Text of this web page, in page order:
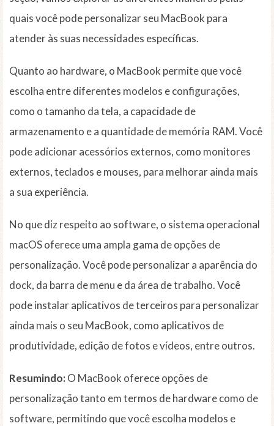
quais você pode personalizar seu MacBook para
atender às suas necessidades específicas.
Quanto ao hardware, o MacBook permite que você
escolha entre diferentes modelos e configurações,
como o tamanho da tela, a capacidade de
armazenamento e a quantidade de memória RAM. Você
pode adicionar acessórios externos, como monitores
externos, teclados e mouses, para melhorar ainda mais
a sua experiência.
No que diz respeito ao software, o sistema operacional
macOS oferece uma ampla gama de opções de
personalização. Você pode personalizar a aparência do
dock, da barra de menu e da área de trabalho. Você
pode instalar aplicativos de terceiros para personalizar
ainda mais o seu MacBook, como aplicativos de
produtividade, edição de fotos e vídeos, entre outros.
Resumindo:O MacBook oferece opções de
personalização tanto em termos de hardware como de
software, permitindo que você escolha modelos e